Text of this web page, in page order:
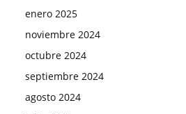
enero 2025
noviembre 2024
octubre 2024
septiembre 2024
agosto 2024